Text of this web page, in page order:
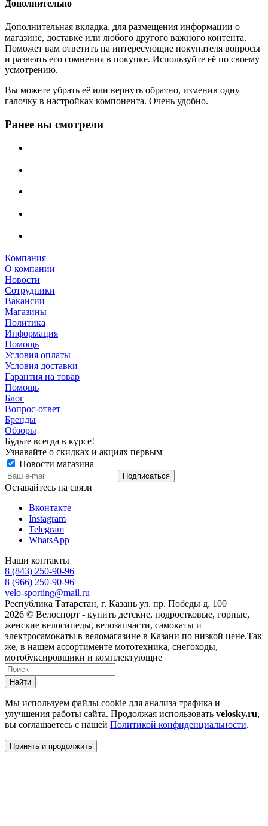
Дополнительно
Дополнительная вкладка, для размещения информации о
магазине, доставке или любого другого важного контента.
Поможет вам ответить на интересующие покупателя вопросы
и развеять его сомнения в покупке. Используйте её по своему
усмотрению.
Вы можете убрать её или вернуть обратно, изменив одну
галочку в настройках компонента. Очень удобно.
Ранее вы смотрели
Компания
О компании
Новости
Сотрудники
Вакансии
Магазины
Политика
Информация
Помощь
Условия оплаты
Условия доставки
Гарантия на товар
Помощь
Блог
Вопрос-ответ
Бренды
Обзоры
Будьте всегда в курсе!
Узнавайте о скидках и акциях первым
Новости магазина
Оставайтесь на связи
Вконтакте
Instagram
Telegram
WhatsApp
Наши контакты
8 (843) 250-90-96
8 (966) 250-90-96
velo-sporting@mail.ru
Республика Татарстан, г. Казань ул. пр. Победы д. 100
2026 © Велоспорт - купить детские, подростковые, горные,
женские велосипеды, велозапчасти, самокаты и
электросамокаты в веломагазине в Казани по низкой цене.Так
же, в нашем ассортименте мототехника, снегоходы,
мотобуксировщики и комплектующие
Найти
Мы используем файлы cookie для анализа трафика и
улучшения работы сайта. Продолжая использовать velosky.ru,
вы соглашаетесь с нашей Политикой конфиденциальности.
Принять и продолжить